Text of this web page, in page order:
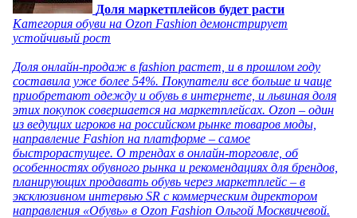
Доля маркетплейсов будет расти
Категория обуви на Ozon Fashion демонстрирует
устойчивый рост
Доля онлайн-продаж в fashion растет, и в прошлом году
составила уже более 54%. Покупатели все больше и чаще
приобретают одежду и обувь в интернете, и львиная доля
этих покупок совершается на маркетплейсах. Ozon – один
из ведущих игроков на российском рынке товаров моды,
направление Fashion на платформе – самое
быстрорастущее. О трендах в онлайн-торговле, об
особенностях обувного рынка и рекомендациях для брендов,
планирующих продавать обувь через маркетплейс – в
эксклюзивном интервью SR с коммерческим директором
направления «Обувь» в Ozon Fashion Ольгой Москвичевой.